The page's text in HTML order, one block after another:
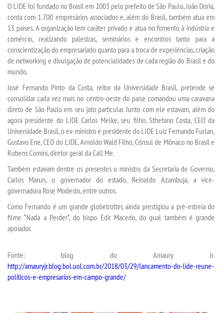
TRANSFERÊNCIA
SEGUNDA GRADUAÇÃO
EDITAL
EDITAL - ADENDO 1
PUBLICAÇÕES
DESTAQUES
REPOSITÓRIO
O LIDE foi fundado no Brasil em 2003 pelo prefeito de São Paulo, João Dória,
conta com 1.700 empresários associados e, além do Brasil, também atua em
13 países. A organização tem caráter privado e atua no fomento à indústria e
comércio, realizando palestras, seminários e encontros tanto para a
conscientização do empresariado quanto para a troca de experiências, criação
de networking e divulgação de potencialidades de cada região do Brasil e do
mundo.
José Fernando Pinto da Costa, reitor da Universidade Brasil, pretende se
consolidar cada vez mais no centro-oeste do paíse comandou uma caravana
direto de São Paulo em seu jato particular. Junto com ele estavam, além do
agora presidente do LIDE Carlos Melke, seu filho, Sthefano Costa, CEO da
Universidade Brasil, o ex-ministro e presidente do LIDE Luiz Fernando Furlan,
Gustavo Ene, CEO do LIDE, Arnoldo Wald Filho, Cônsul de Mônaco no Brasil e
Rubens Comini, diretor geral da Call Me.
Também estavam dentre os presentes o ministro da Secretaria de Governo,
Carlos Marun, o governador do estado, Reinaldo Azambuja, a vice-
governadora Rose Modesto, entre outros.
Como Fernando é um grande globetrotter, ainda prestigiou a pré-estreia do
filme “Nada a Perder“, do bispo Edir Macedo, do qual também é grande
apoiador.
Fonte: blog do Amaury Jr.
http://amauryjr.blog.bol.uol.com.br/2018/03/29/lancamento-do-lide-reune-
politicos-e-empresarios-em-campo-grande/